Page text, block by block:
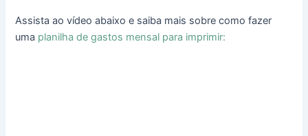
Assista ao vídeo abaixo e saiba mais sobre como fazer
uma planilha de gastos mensal para imprimir: